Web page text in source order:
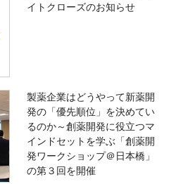
イトクローズのお知らせ
製薬企業はどうやって新薬開
発の「優先順位」を決めてい
るのか～創薬開発に役立つマ
インドセットを学ぶ「創薬開
発ワークショップ＠日本橋」
の第３回を開催